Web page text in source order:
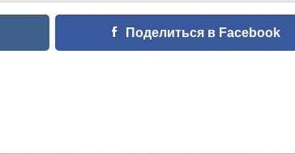
Поделиться в Facebook